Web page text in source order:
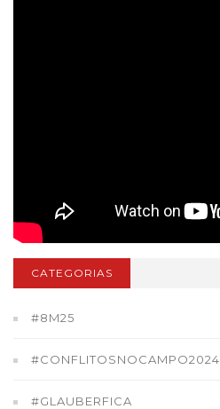
CATEGORIAS
#8M25
#CONFLITOSNOCAMPO2024
#GLAUBERFICA